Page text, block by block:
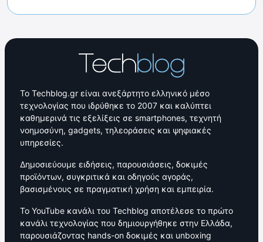
Το Techblog.gr είναι ανεξάρτητο ελληνικό μέσο
τεχνολογίας που ιδρύθηκε το 2007 και καλύπτει
καθημερινά τις εξελίξεις σε smartphones, τεχνητή
νοημοσύνη, gadgets, τηλεοράσεις και ψηφιακές
υπηρεσίες.
Δημοσιεύουμε ειδήσεις, παρουσιάσεις, δοκιμές
προϊόντων, συγκριτικά και οδηγούς αγοράς,
βασισμένους σε πραγματική χρήση και εμπειρία.
Το YouTube κανάλι του Techblog αποτέλεσε το πρώτο
κανάλι τεχνολογίας που δημιουργήθηκε στην Ελλάδα,
παρουσιάζοντας hands-on δοκιμές και unboxing